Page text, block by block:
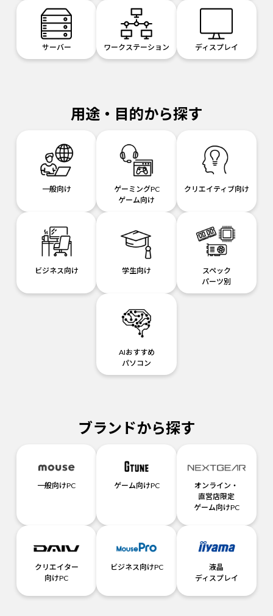
サーバー ワークステーション ディスプレイ
用途・目的から探す
一般向け
ゲーミングPC
ゲーム向け
クリエイティブ向け
ビジネス向け 学生向け
スペック
パーツ別
AIおすすめ
パソコン
ブランドから探す
一般向けPC ゲーム向けPC
オンライン・
直営店限定
ゲーム向けPC
クリエイター
向けPC
ビジネス向けPC
液晶
ディスプレイ